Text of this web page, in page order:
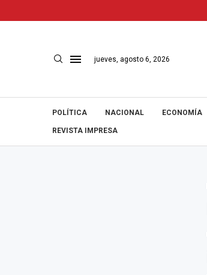
jueves, agosto 6, 2026
POLÍTICA NACIONAL ECONOMÍA
REVISTA IMPRESA